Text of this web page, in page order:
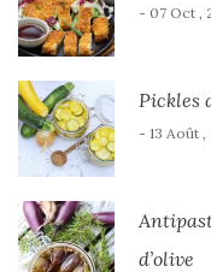
- 07 Oct ,
Pickles
- 13 Août ,
d’olive